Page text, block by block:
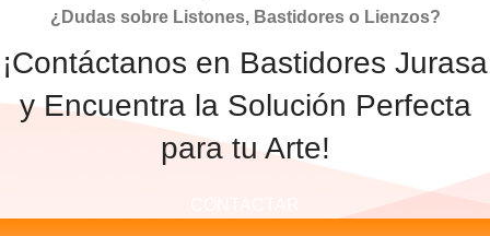
¿Dudas sobre Listones, Bastidores o Lienzos?
¡Contáctanos en Bastidores Jurasa
y Encuentra la Solución Perfecta
para tu Arte!